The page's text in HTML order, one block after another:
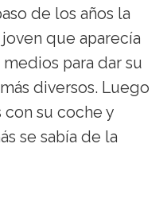
de los años la
que aparecía
para dar su
diversos. Luego
su coche y
se sabía de la